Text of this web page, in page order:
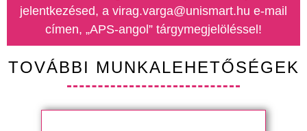
jelentkezésed, a virag.varga@unismart.hu e-mail
címen, „APS-angol” tárgymegjelöléssel!
TOVÁBBI MUNKALEHETŐSÉGEK